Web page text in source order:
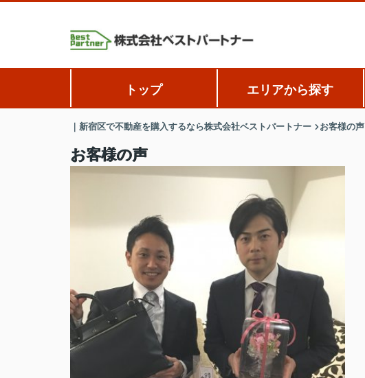
トップ エリアから探す
｜新宿区で不動産を購入するなら株式会社ベストパートナー お客様の声
お客様の声